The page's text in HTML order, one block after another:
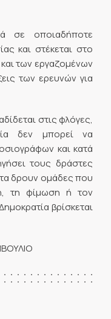
σε οποιαδήποτε
και στέκεται στο
των εργαζομένων
των ερευνών για
στις φλόγες,
δεν μπορεί να
και κατά
τους δράστες
δρουν ομάδες που
τη φίμωση ή τον
βρίσκεται